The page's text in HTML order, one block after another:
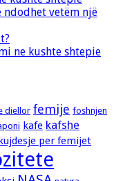
vetëm një
ne kushte shtepie
diellor femije foshnjen
kafe kafshe
per femijet